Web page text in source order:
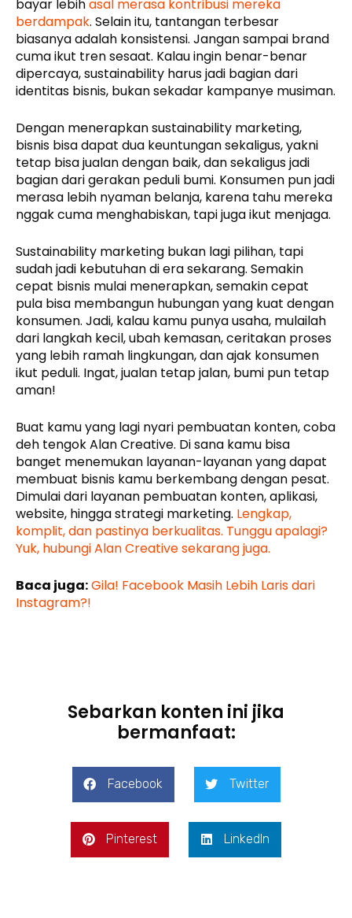
bayar lebihasal merasa kontribusi mereka
berdampak. Selain itu, tantangan terbesar
biasanya adalah konsistensi. Jangan sampai brand
cuma ikut tren sesaat. Kalau ingin benar-benar
dipercaya, sustainability harus jadi bagian dari
identitas bisnis, bukan sekadar kampanye musiman.
Dengan menerapkan sustainability marketing,
bisnis bisa dapat dua keuntungan sekaligus, yakni
tetap bisa jualan dengan baik, dan sekaligus jadi
bagian dari gerakan peduli bumi. Konsumen pun jadi
merasa lebih nyaman belanja, karena tahu mereka
nggak cuma menghabiskan, tapi juga ikut menjaga.
Sustainability marketing bukan lagi pilihan, tapi
sudah jadi kebutuhan di era sekarang. Semakin
cepat bisnis mulai menerapkan, semakin cepat
pula bisa membangun hubungan yang kuat dengan
konsumen. Jadi, kalau kamu punya usaha, mulailah
dari langkah kecil, ubah kemasan, ceritakan proses
yang lebih ramah lingkungan, dan ajak konsumen
ikut peduli. Ingat, jualan tetap jalan, bumi pun tetap
aman!
Buat kamu yang lagi nyari pembuatan konten, coba
deh tengok Alan Creative. Di sana kamu bisa
banget menemukan layanan-layanan yang dapat
membuat bisnis kamu berkembang dengan pesat.
Dimulai dari layanan pembuatan konten, aplikasi,
website, hingga strategi marketing. Lengkap,
komplit, dan pastinya berkualitas. Tunggu apalagi?
Yuk, hubungi Alan Creative sekarang juga.
Baca juga:Gila! Facebook Masih Lebih Laris dari
Instagram?!
Sebarkan konten ini jika
bermanfaat:
Facebook Twitter
Pinterest LinkedIn